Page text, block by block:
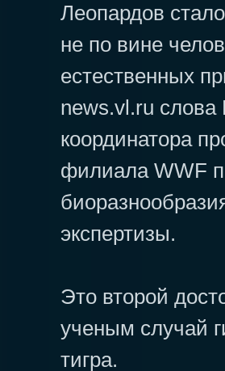
Леопардов
не по вине
естественных
news.vl.ru
координатора
филиала WWF
экспертизы.
Это второй
ученым случай
тигра.